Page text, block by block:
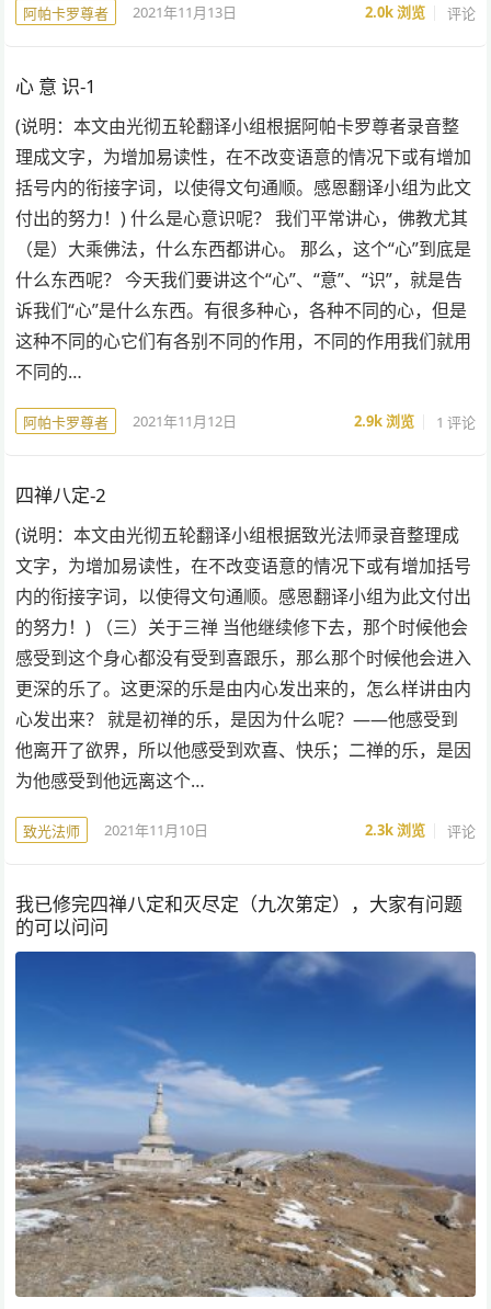
阿帕卡罗尊者 2021年11月13日 2.0k浏览 评论
心 意 识-1
(说明：本文由光彻五轮翻译小组根据阿帕卡罗尊者录音整
理成文字，为增加易读性，在不改变语意的情况下或有增加
括号内的衔接字词，以使得文句通顺。感恩翻译小组为此文
付出的努力！) 什么是心意识呢？ 我们平常讲心，佛教尤其
（是）大乘佛法，什么东西都讲心。 那么，这个“心”到底是
什么东西呢？ 今天我们要讲这个“心”、“意”、“识”，就是告
诉我们“心”是什么东西。有很多种心，各种不同的心，但是
这种不同的心它们有各别不同的作用，不同的作用我们就用
不同的…
阿帕卡罗尊者 2021年11月12日 2.9k浏览 1 评论
四禅八定-2
(说明：本文由光彻五轮翻译小组根据致光法师录音整理成
文字，为增加易读性，在不改变语意的情况下或有增加括号
内的衔接字词，以使得文句通顺。感恩翻译小组为此文付出
的努力！) （三）关于三禅 当他继续修下去，那个时候他会
感受到这个身心都没有受到喜跟乐，那么那个时候他会进入
更深的乐了。这更深的乐是由内心发出来的，怎么样讲由内
心发出来？ 就是初禅的乐，是因为什么呢？——他感受到
他离开了欲界，所以他感受到欢喜、快乐；二禅的乐，是因
为他感受到他远离这个…
致光法师 2021年11月10日 2.3k浏览 评论
我已修完四禅八定和灭尽定（九次第定），大家有问题
的可以问问